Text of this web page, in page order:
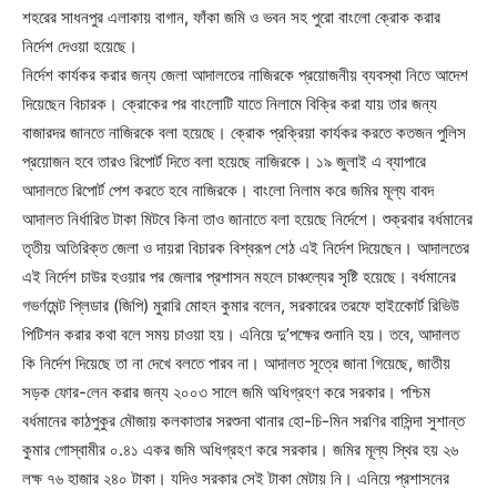
শহরের সাধনপুর এলাকায় বাগান, ফাঁকা জমি ও ভবন সহ পুরো বাংলো ক্রোক করার
নির্দেশ দেওয়া হয়েছে।
নির্দেশ কার্যকর করার জন্য জেলা আদালতের নাজিরকে প্রয়োজনীয় ব্যবস্থা নিতে আদেশ
দিয়েছেন বিচারক। ক্রোকের পর বাংলোটি যাতে নিলামে বিক্রি করা যায় তার জন্য
বাজারদর জানতে নাজিরকে বলা হয়েছে। ক্রোক প্রক্রিয়া কার্যকর করতে কতজন পুলিস
প্রয়োজন হবে তারও রিপোর্ট দিতে বলা হয়েছে নাজিরকে। ১৯ জুলাই এ ব্যাপারে
আদালতে রিপোর্ট পেশ করতে হবে নাজিরকে। বাংলো নিলাম করে জমির মূল্য বাবদ
আদালত নির্ধারিত টাকা মিটবে কিনা তাও জানাতে বলা হয়েছে নির্দেশে। শুক্রবার বর্ধমানের
তৃতীয় অতিরিক্ত জেলা ও দায়রা বিচারক বিশ্বরূপ শেঠ এই নির্দেশ দিয়েছেন। আদালতের
এই নির্দেশ চাউর হওয়ার পর জেলার প্রশাসন মহলে চাঞ্চল্যের সৃষ্টি হয়েছে। বর্ধমানের
গভর্ণমেন্ট প্লিডার (জিপি) মুরারি মোহন কুমার বলেন, সরকারের তরফে হাইকোের্ট রিভিউ
পিটিশন করার কথা বলে সময় চাওয়া হয়। এনিয়ে দু’পক্ষের শুনানি হয়। তবে, আদালত
কি নির্দেশ দিয়েছে তা না দেখে বলতে পারব না। আদালত সূত্রে জানা গিয়েছে, জাতীয়
সড়ক ফোর-লেন করার জন্য ২০০৩ সালে জমি অধিগ্রহণ করে সরকার। পশ্চিম
বর্ধমানের কাঠপুকুর মৌজায় কলকাতার সরশুনা থানার হো-চি-মিন সরণির বাসিন্দা সুশান্ত
কুমার গোস্বামীর ০.৪১ একর জমি অধিগ্রহণ করে সরকার। জমির মূল্য স্থির হয় ২৬
লক্ষ ৭৬ হাজার ২৪০ টাকা। যদিও সরকার সেই টাকা মেটায় নি। এনিয়ে প্রশাসনের